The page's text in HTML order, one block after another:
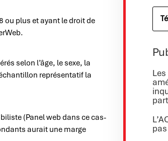
ou plus et ayant le droit de
selon l’âge, le sexe, la
représentatif la
(Panel web dans ce cas-
aurait une marge